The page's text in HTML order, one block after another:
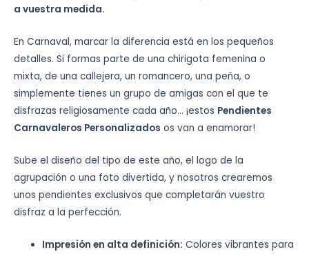
a vuestra medida.
En Carnaval, marcar la diferencia está en los pequeños
detalles. Si formas parte de una chirigota femenina o
mixta, de una callejera, un romancero, una peña, o
simplemente tienes un grupo de amigas con el que te
disfrazas religiosamente cada año… ¡estos Pendientes
Carnavaleros Personalizados os van a enamorar!
Sube el diseño del tipo de este año, el logo de la
agrupación o una foto divertida, y nosotros crearemos
unos pendientes exclusivos que completarán vuestro
disfraz a la perfección.
Impresión en alta definición: Colores vibrantes para